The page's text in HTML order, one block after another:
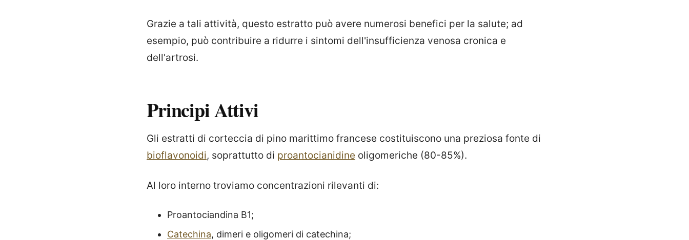
Grazie a tali attività, questo estratto può avere numerosi benefici per la salute; ad
esempio, può contribuire a ridurre i sintomi dell'insufficienza venosa cronica e
dell'artrosi.
Principi Attivi
Gli estratti di corteccia di pino marittimo francese costituiscono una preziosa fonte di
bioflavonoidi, soprattutto di proantocianidine oligomeriche (80-85%).
Al loro interno troviamo concentrazioni rilevanti di:
Proantociandina B1;
Catechina, dimeri e oligomeri di catechina;